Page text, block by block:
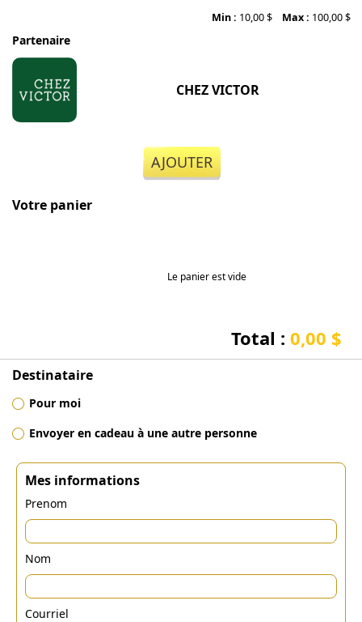
Min : 10,00 $ Max : 100,00 $
Partenaire
CHEZ VICTOR
AJOUTER
Votre panier
Le panier est vide
Total : 0,00 $
Destinataire
Pour moi
Envoyer en cadeau à une autre personne
Mes informations
Prenom
Nom
Courriel